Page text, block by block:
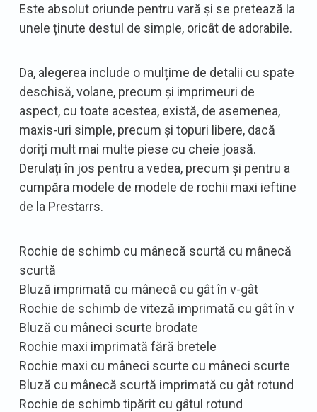
Este absolut oriunde pentru vară și se pretează la
unele ținute destul de simple, oricât de adorabile.
Da, alegerea include o mulțime de detalii cu spate
deschisă, volane, precum și imprimeuri de
aspect, cu toate acestea, există, de asemenea,
maxis-uri simple, precum și topuri libere, dacă
doriți mult mai multe piese cu cheie joasă.
Derulați în jos pentru a vedea, precum și pentru a
cumpăra modele de modele de rochii maxi ieftine
de la Prestarrs.
Rochie de schimb cu mânecă scurtă cu mânecă
scurtă
Bluză imprimată cu mânecă cu gât în v-gât
Rochie de schimb de viteză imprimată cu gât în v
Bluză cu mâneci scurte brodate
Rochie maxi imprimată fără bretele
Rochie maxi cu mâneci scurte cu mâneci scurte
Bluză cu mânecă scurtă imprimată cu gât rotund
Rochie de schimb tipărit cu gâtul rotund